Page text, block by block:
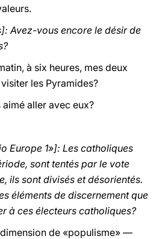
Avez-vous encore le désir de
à six heures, mes deux
les Pyramides?
aller avec eux?
Europe 1»]: Les catholiques
sont tentés par le vote
ils sont divisés et désorientés.
éléments de discernement que
à ces électeurs catholiques?
de «populisme» —